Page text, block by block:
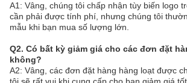
A1: Vâng, chúng tôi chấp nhận tùy biến logo
cần phải được tính phí, nhưng chúng tôi
mẫu khi bạn mua số lượng lớn.
Q2. Có bất kỳ giảm giá cho các đơn đặt
không?
A2: Vâng, các đơn đặt hàng hàng loạt được